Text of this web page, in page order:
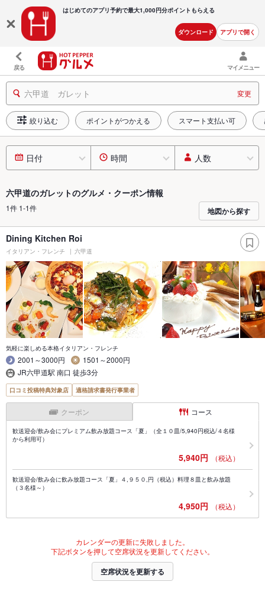
はじめてのアプリ予約で最大1,000円分ポイントもらえる
ダウンロード アプリで開く
戻る マイメニュー
六甲道 ガレット 変更
絞り込む ポイントがつかえる スマート支払い可
日付 時間 人数
六甲道のガレットのグルメ・クーポン情報
1件 1-1件 地図から探す
Dining Kitchen Roi
イタリアン・フレンチ 六甲道
気軽に楽しめる本格イタリアン・フレンチ
2001～3000円
1501～2000円
JR六甲道駅 南口 徒歩3分
口コミ投稿特典対象店 適格請求書発行事業者
クーポン コース
歓送迎会/飲み会にプレミアム飲み放題コース「夏」（全１０皿/5,940円税込/４名様
から利用可）
5,940円 （税込）
歓送迎会/飲み会に飲み放題コース「夏」４,９５０,円（税込）料理８皿と飲み放題
（３名様～）
4,950円 （税込）
カレンダーの更新に失敗しました。
下記ボタンを押して空席状況を更新してください。
空席状況を更新する